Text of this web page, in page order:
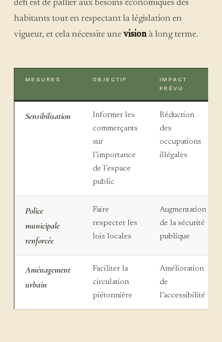
défi est de pallier aux besoins économiques des
habitants tout en respectant la législation en
vigueur, et cela nécessite une visionà long terme.
MESURES OBJECTIF
IMPACT
PRÉVU
Sensibilisation
Informer les
commerçants
sur
l’importance
de l’espace
public
Réduction
des
occupations
illégales
Police
municipale
renforcée
Faire
respecter les
lois locales
Augmentation
de la sécurité
publique
Aménagement
urbain
Faciliter la
circulation
piétonnière
Amélioration
de
l’accessibilité